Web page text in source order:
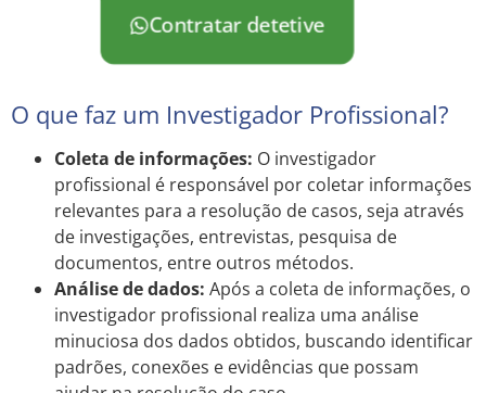
Contratar detetive
O que faz um Investigador Profissional?
Coleta de informações: O investigador
profissional é responsável por coletar informações
relevantes para a resolução de casos, seja através
de investigações, entrevistas, pesquisa de
documentos, entre outros métodos.
Análise de dados: Após a coleta de informações, o
investigador profissional realiza uma análise
minuciosa dos dados obtidos, buscando identificar
padrões, conexões e evidências que possam